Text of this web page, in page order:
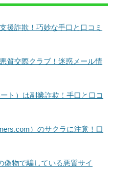
援詐欺！巧妙な手口と口コミ
質交際クラブ！迷惑メール情
ト）は副業詐欺！手口と口コ
）のサクラに注意！口
偽物で騙している悪質サイ